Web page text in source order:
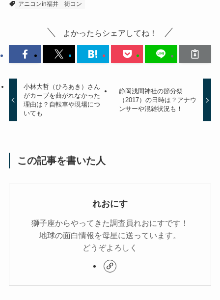
アニコンin福井
街コン
よかったらシェアしてね！
小林大哲（ひろあき）さん
がカーブを曲がれなかった
理由は？自転車や現場につ
いても
静岡浅間神社の節分祭
（2017）の日時は？アナウ
ンサーや混雑状況も！
この記事を書いた人
れおにす
獅子座からやってきた調査員れおにすです！
地球の面白情報を母星に送っています。
どうぞよろしく